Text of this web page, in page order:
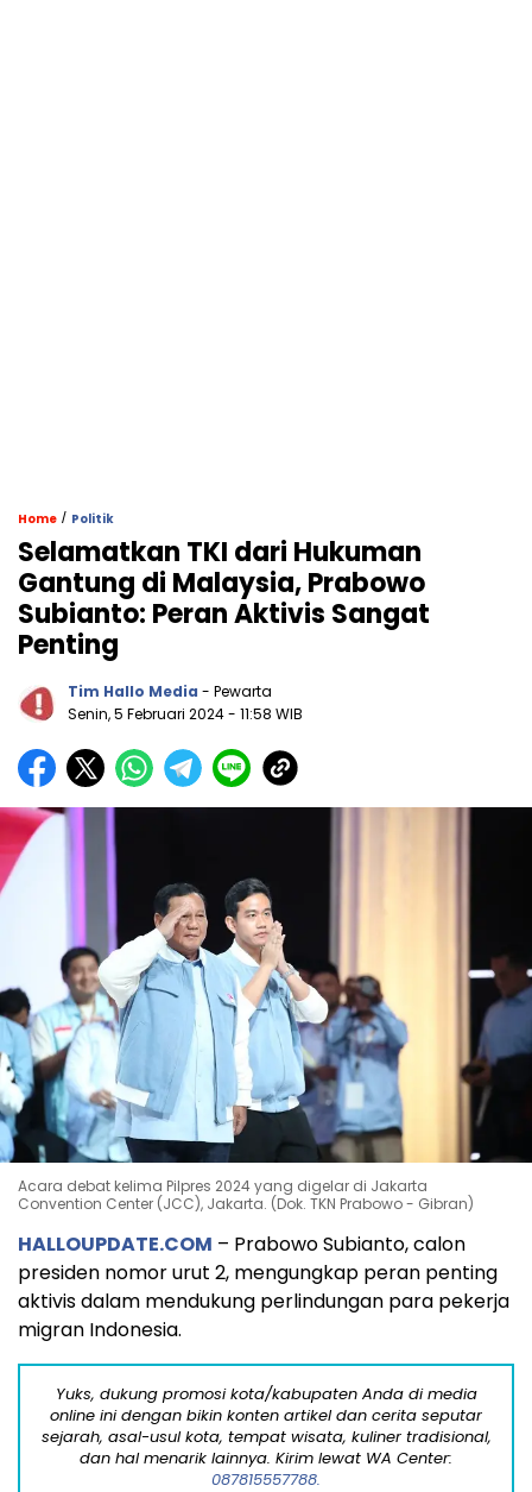
Home / Politik
Selamatkan TKI dari Hukuman
Gantung di Malaysia, Prabowo
Subianto: Peran Aktivis Sangat
Penting
Tim Hallo Media - Pewarta
Senin, 5 Februari 2024- 11:58 WIB
Acara debat kelima Pilpres 2024 yang digelar di Jakarta
Convention Center (JCC), Jakarta. (Dok. TKN Prabowo - Gibran)
HALLOUPDATE.COM – Prabowo Subianto, calon
presiden nomor urut 2, mengungkap peran penting
aktivis dalam mendukung perlindungan para pekerja
migran Indonesia.
Yuks, dukung promosi kota/kabupaten Anda di media
online ini dengan bikin konten artikel dan cerita seputar
sejarah, asal-usul kota, tempat wisata, kuliner tradisional,
dan hal menarik lainnya. Kirim lewat WA Center:
087815557788.